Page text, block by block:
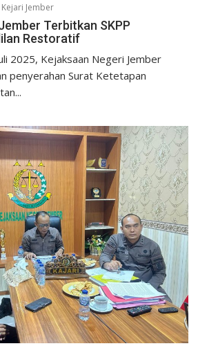
Jember
Terbitkan SKPP
Restoratif
2025, Kejaksaan Negeri Jember
penyerahan Surat Ketetapan